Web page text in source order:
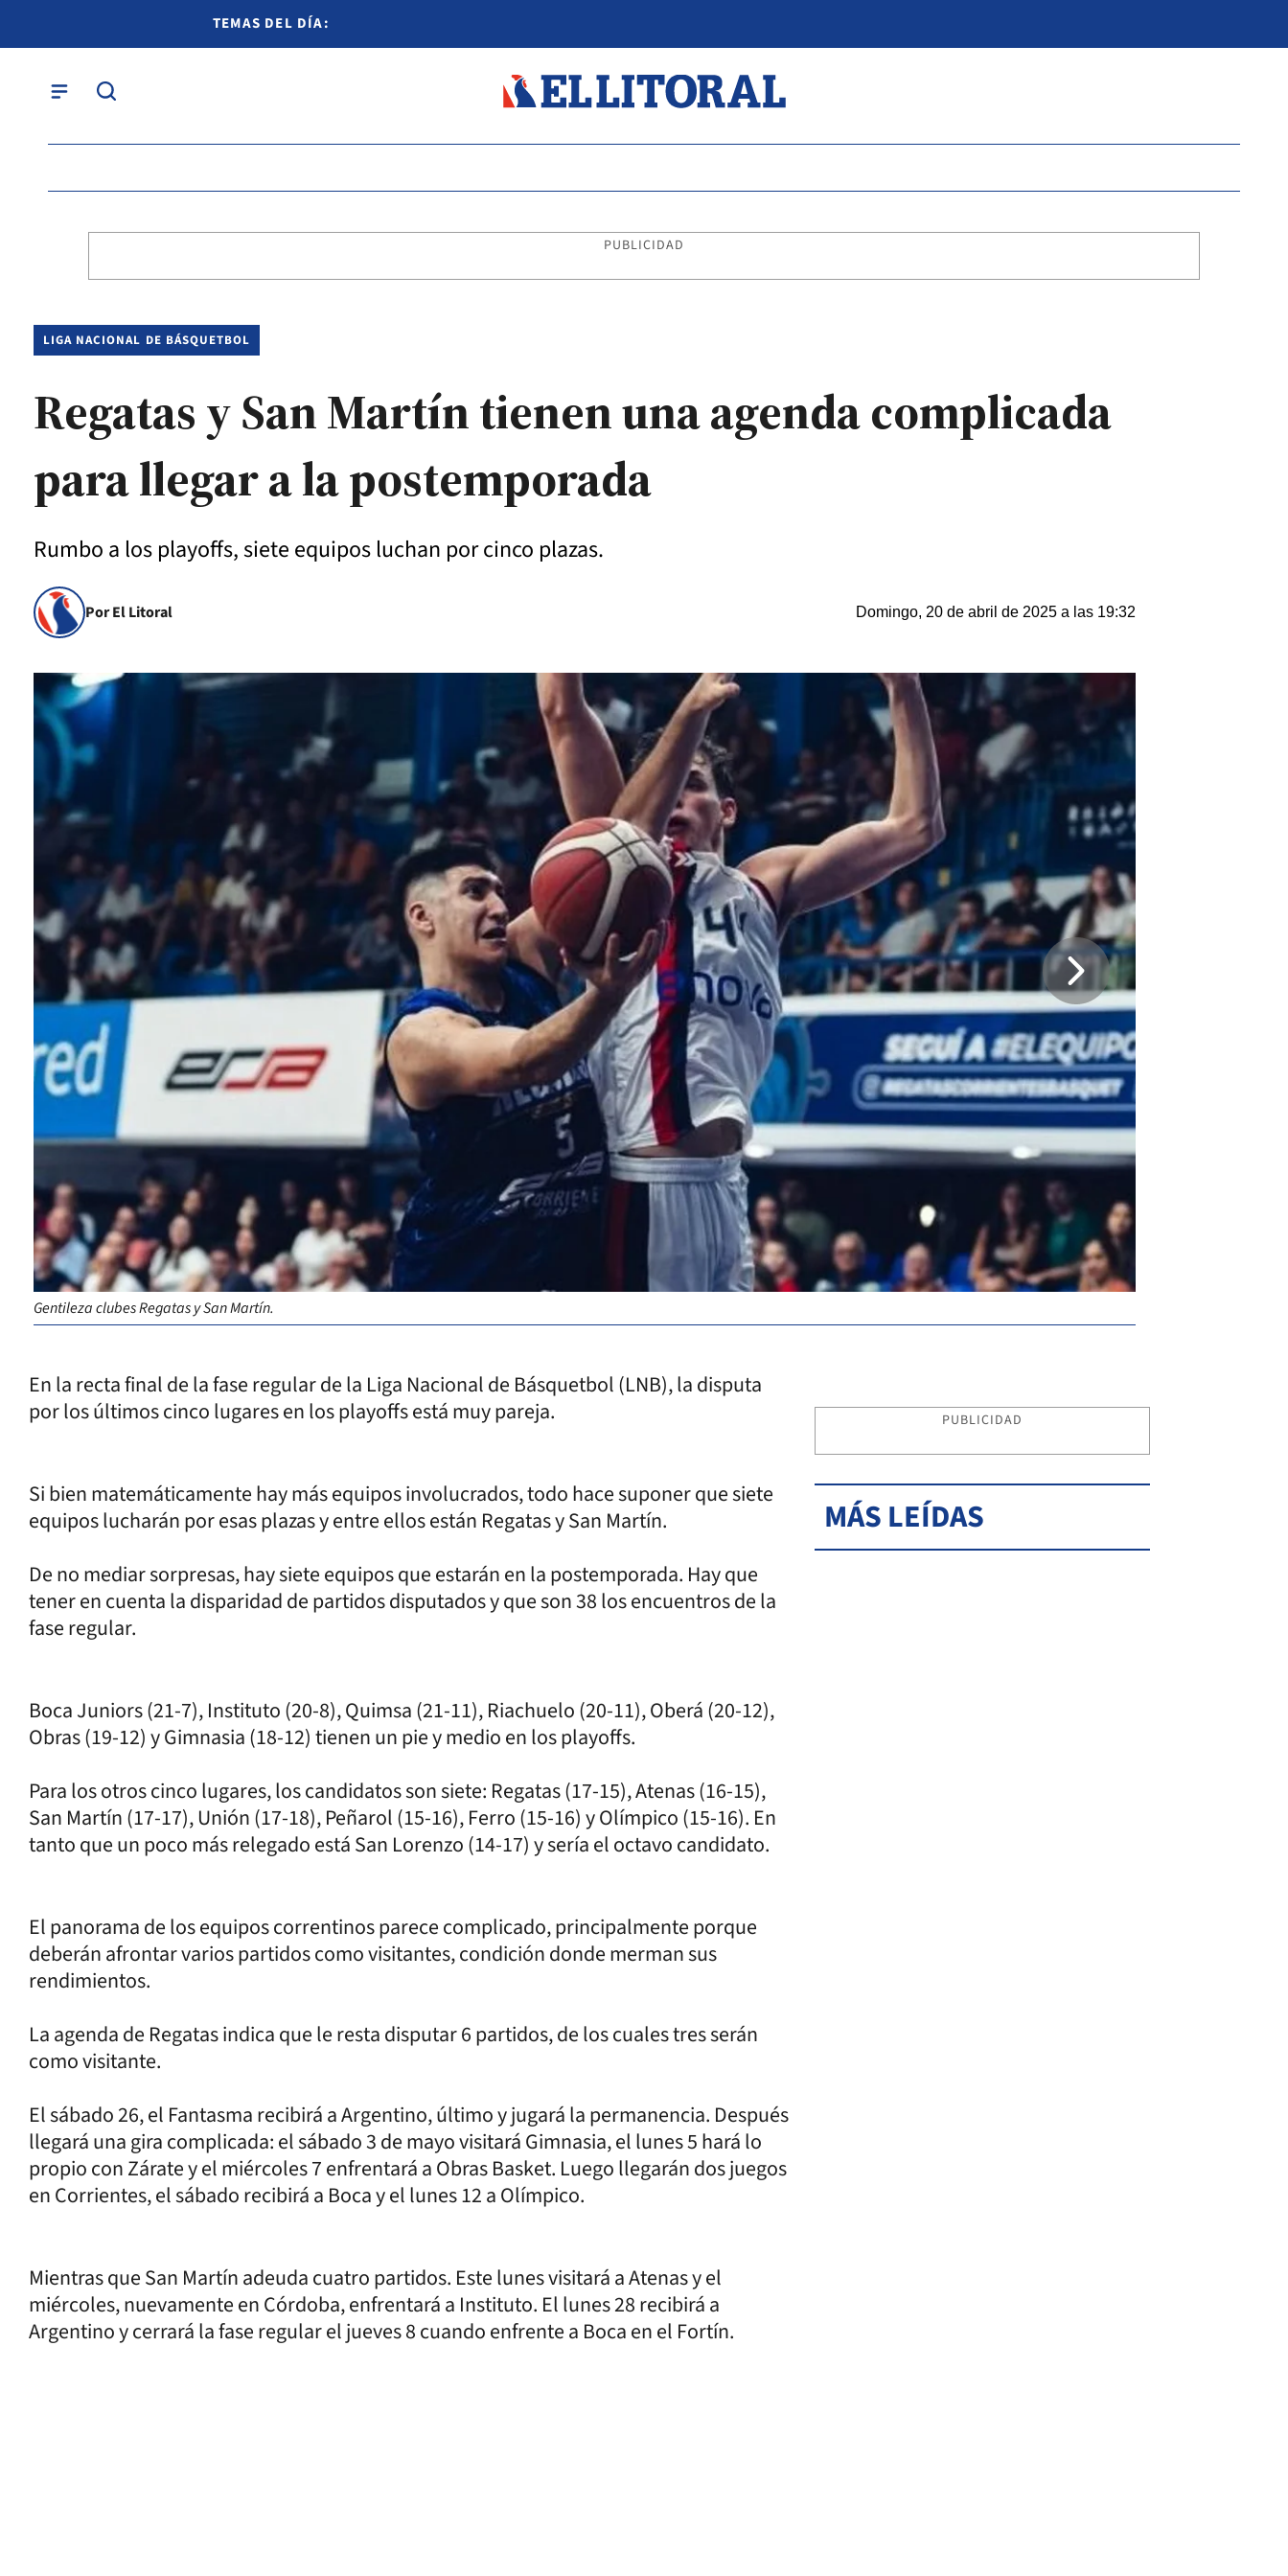
TEMAS DEL DÍA:
PUBLICIDAD
LIGA NACIONAL DE BÁSQUETBOL
Regatas y San Martín tienen una agenda complicada
para llegar a la postemporada
Rumbo a los playoffs, siete equipos luchan por cinco plazas.
Por El Litoral Domingo, 20 de abril de 2025 a las 19:32
Gentileza clubes Regatas y San Martín.
En la recta final de la fase regular de la Liga Nacional de Básquetbol (LNB), la disputa
por los últimos cinco lugares en los playoffs está muy pareja.
Si bien matemáticamente hay más equipos involucrados, todo hace suponer que siete
equipos lucharán por esas plazas y entre ellos están Regatas y San Martín.
De no mediar sorpresas, hay siete equipos que estarán en la postemporada. Hay que
tener en cuenta la disparidad de partidos disputados y que son 38 los encuentros de la
fase regular.
Boca Juniors (21-7), Instituto (20-8), Quimsa (21-11), Riachuelo (20-11), Oberá (20-12),
Obras (19-12) y Gimnasia (18-12) tienen un pie y medio en los playoffs.
Para los otros cinco lugares, los candidatos son siete: Regatas (17-15), Atenas (16-15),
San Martín (17-17), Unión (17-18), Peñarol (15-16), Ferro (15-16) y Olímpico (15-16). En
tanto que un poco más relegado está San Lorenzo (14-17) y sería el octavo candidato.
El panorama de los equipos correntinos parece complicado, principalmente porque
deberán afrontar varios partidos como visitantes, condición donde merman sus
rendimientos.
La agenda de Regatas indica que le resta disputar 6 partidos, de los cuales tres serán
como visitante.
El sábado 26, el Fantasma recibirá a Argentino, último y jugará la permanencia. Después
llegará una gira complicada: el sábado 3 de mayo visitará Gimnasia, el lunes 5 hará lo
propio con Zárate y el miércoles 7 enfrentará a Obras Basket. Luego llegarán dos juegos
en Corrientes, el sábado recibirá a Boca y el lunes 12 a Olímpico.
Mientras que San Martín adeuda cuatro partidos. Este lunes visitará a Atenas y el
miércoles, nuevamente en Córdoba, enfrentará a Instituto. El lunes 28 recibirá a
Argentino y cerrará la fase regular el jueves 8 cuando enfrente a Boca en el Fortín.
PUBLICIDAD
MÁS LEÍDAS